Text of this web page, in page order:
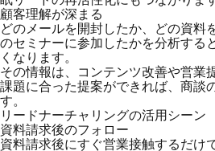
顧客理解が深まる
どのメールを開封したか、どの資料
のセミナーに参加したかを分析する
くなります。
その情報は、コンテンツ改善や営業
課題に合った提案ができれば、商談
す。
リードナーチャリングの活用シーン
資料請求後のフォロー
資料請求後にすぐ営業接触するだけ